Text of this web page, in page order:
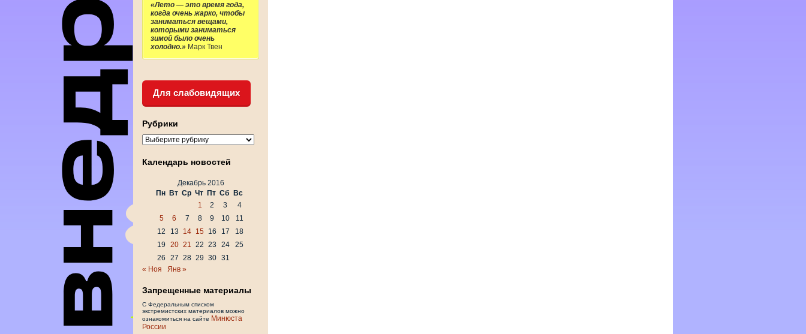
«Лето — это время года,
когда очень жарко, чтобы
заниматься вещами,
которыми заниматься
зимой было очень
холодно.» Марк Твен
Для слабовидящих
Рубрики
Рубрики
Календарь новостей
Декабрь 2016
Пн Вт Ср Чт Пт Сб
Вс
1
2 3
4
5
6 7 8 9 10
11
12
13 14 15 16 17
18
19
20 21 22 23 24
25
26
27 28 29 30
31
« Ноя
Янв »
Запрещенные материалы
С Федеральным списком
экстремистских материалов можно
ознакомиться на сайте Минюста
России